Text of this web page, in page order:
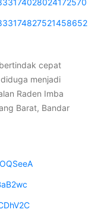
cepat
menjadi
Raden Imba
Barat, Bandar